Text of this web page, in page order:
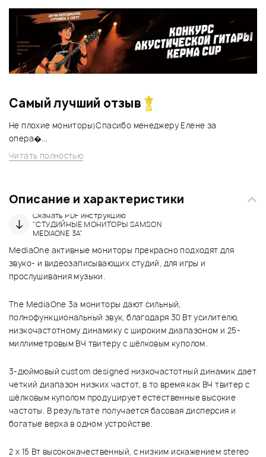
Самый лучший отзыв
Не плохие мониторы)Спасибо менеджеру Елене за
опера�...
Читать полностью
Описание и характеристики
Скачать PDF инструкцию
"СТУДИЙНЫЕ МОНИТОРЫ SAMSON
MEDIAONE 3A"
MediaOne активные мониторы прекрасно подходят для
звуко- и видеозаписывающих студий, для игры и
прослушивания музыки.
The MediaOne 3a мониторы дают сильный,
полнофункциональный звук, благодаря 30 Вт усилителю,
низкочастотному динамику с широким диапазоном и 25-
миллиметровым ВЧ твитеру с шёлковым куполом.
3-дюймовый custom designed низкочастотный динамик дает
четкий диапазон низких частот, в то время как ВЧ твитер с
шёлковым куполом продуцирует естественные высокие
частоты. В результате получается басовая дисперсия и
богатые верха в одном устройстве.
2 x 15 Вт высококачественный, с низким искажением stereo